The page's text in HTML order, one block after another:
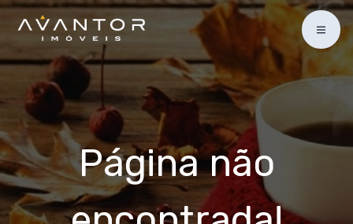
Página não